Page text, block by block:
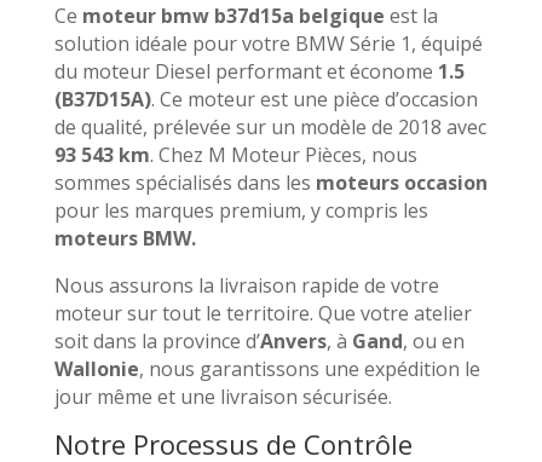
Ce moteur bmw b37d15a belgique est la
solution idéale pour votre BMW Série 1, équipé
du moteur Diesel performant et économe 1.5
(B37D15A). Ce moteur est une pièce d’occasion
de qualité, prélevée sur un modèle de 2018 avec
93 543 km. Chez M Moteur Pièces, nous
sommes spécialisés dans les moteurs occasion
pour les marques premium, y compris les
moteurs BMW.
Nous assurons la livraison rapide de votre
moteur sur tout le territoire. Que votre atelier
soit dans la province d’Anvers, à Gand, ou en
Wallonie, nous garantissons une expédition le
jour même et une livraison sécurisée.
Notre Processus de Contrôle